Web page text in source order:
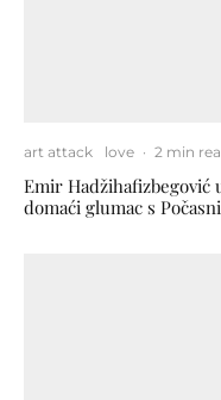
art attack love · 2 min
Emir
domaći glumac s